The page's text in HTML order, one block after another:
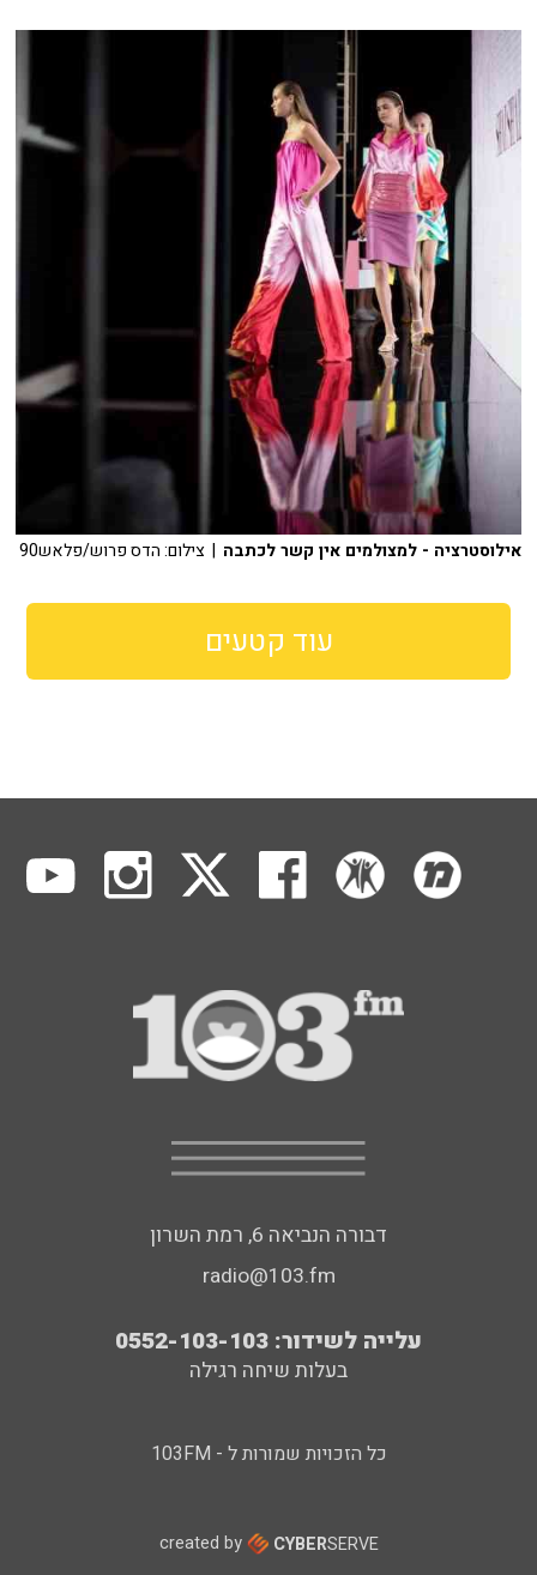
אילוסטרציה - למצולמים אין קשר לכתבה | צילום: הדס פרוש/פלאש90
עוד קטעים
דבורה הנביאה 6, רמת השרון
radio@103.fm
עלייה לשידור: 0552-103-103
בעלות שיחה רגילה
כל הזכויות שמורות ל - 103FM
created by CYBERSERVE